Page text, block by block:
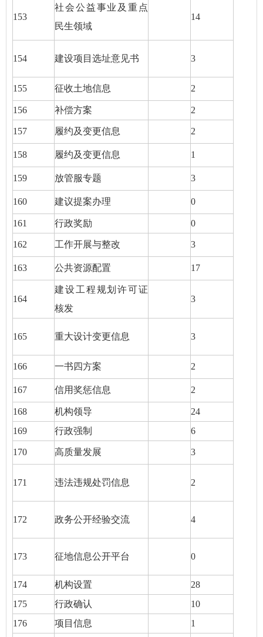
153
社会公益事业及重点
民生领域
14
154 建设项目选址意见书 3
155 征收土地信息 2
156 补偿方案 2
157 履约及变更信息 2
158 履约及变更信息 1
159 放管服专题 3
160 建议提案办理 0
161 行政奖励 0
162 工作开展与整改 3
163 公共资源配置 17
164
建设工程规划许可证
核发
3
165 重大设计变更信息 3
166 一书四方案 2
167 信用奖惩信息 2
168 机构领导
24
169
行政强制 6
170 高质量发展 3
171 违法违规处罚信息 2
172 政务公开经验交流 4
173 征地信息公开平台 0
174 机构设置
28
175
行政确认
10
176
项目信息
1